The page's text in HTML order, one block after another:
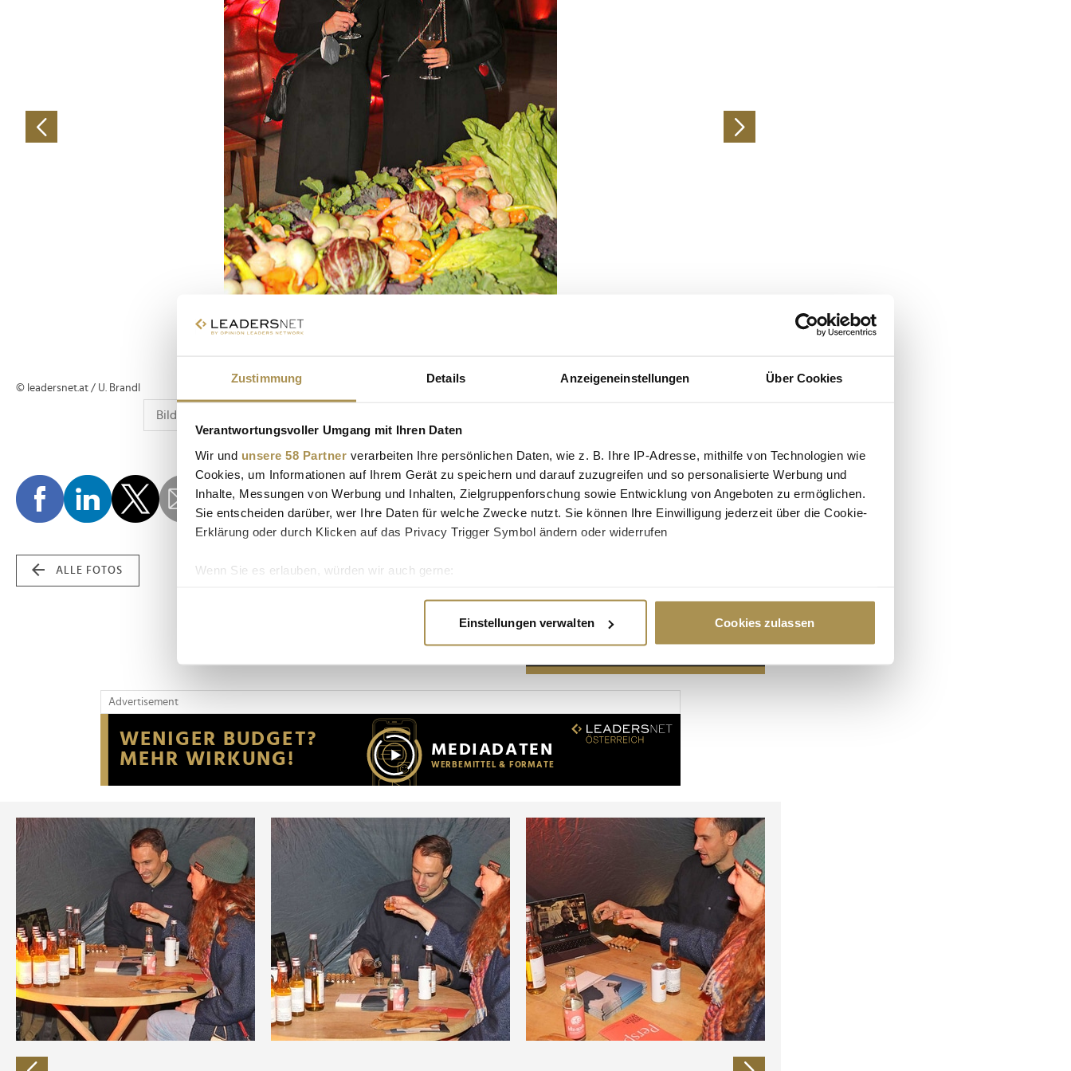
Zustimmung Details Anzeigeneinstellungen Über Cookies
Verantwortungsvoller Umgang mit Ihren Daten
Wir und unsere 58 Partner verarbeiten Ihre persönlichen Daten, wie z. B. Ihre IP-Adresse, mithilfe von Technologien wie
Cookies, um Informationen auf Ihrem Gerät zu speichern und darauf zuzugreifen und so personalisierte Werbung und
Inhalte, Messungen von Werbung und Inhalten, Zielgruppenforschung sowie Entwicklung von Angeboten zu ermöglichen.
Sie entscheiden darüber, wer Ihre Daten für welche Zwecke nutzt. Sie können Ihre Einwilligung jederzeit über die Cookie-
Erklärung oder durch Klicken auf das Privacy Trigger Symbol ändern oder widerrufen
Wenn Sie es erlauben, würden wir auch gerne:
Erfahren Sie mehr darüber, wie Ihre persönlichen Daten verarbeitet werden, und legen Sie Ihre Präferenzen im
Wir verwenden Cookies, um Inhalte und Anzeigen zu personalisieren, Funktionen für soziale Medien anbieten zu können
Website an unsere Partner für soziale Medien, Werbung und Analysen weiter. Unsere Partner führen diese Informationen
möglicherweise mit weiteren Daten zusammen, die Sie ihnen bereitgestellt haben oder die sie im Rahmen Ihrer Nutzung
der Dienste gesammelt haben.
Einstellungen verwalten Cookies zulassen
© leadersnet.at / U. Brandl
ALLE FOTOS
Advertisement
Advertisement